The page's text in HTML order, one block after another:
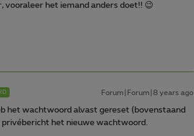
vooraleer het iemand anders doet!! 😉
Forum|Forum|8 years ago
het wachtwoord alvast gereset (bovenstaand
het nieuwe wachtwoord.